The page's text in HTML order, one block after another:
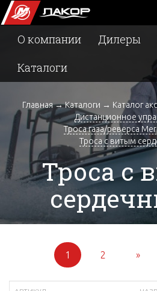
О компании Дилеры
Каталоги
Главная→Каталоги → Каталог
Дистанционное
Троса газа/реверса
Троса с витым
Троса с
1 2 »